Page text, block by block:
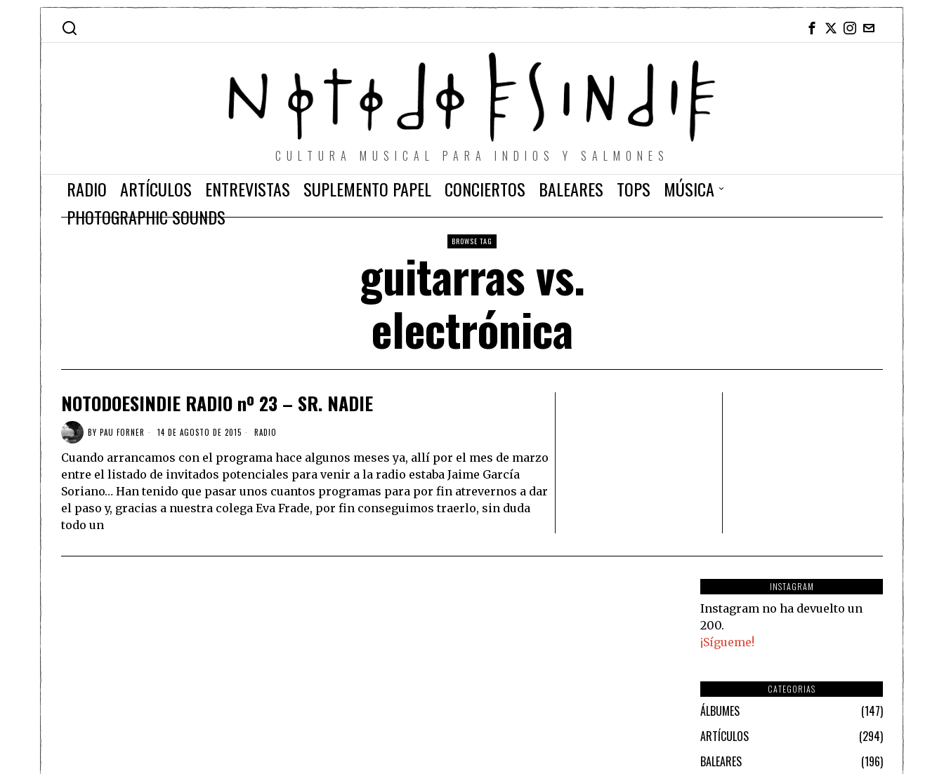
CULTURA MUSICAL PARA INDIOS Y SALMONES
RADIO ARTÍCULOS ENTREVISTAS SUPLEMENTO PAPEL CONCIERTOS BALEARES TOPS
MÚSICA
PHOTOGRAPHIC SOUNDS
BROWSE TAG
guitarras vs.
electrónica
NOTODOESINDIE RADIO nº 23 – SR. NADIE
BY PAU FORNER 14 DE AGOSTO DE 2015 RADIO
Cuando arrancamos con el programa hace algunos meses ya, allí por el mes de marzo
entre el listado de invitados potenciales para venir a la radio estaba Jaime García
Soriano… Han tenido que pasar unos cuantos programas para por fin atrevernos a dar
el paso y, gracias a nuestra colega Eva Frade, por fin conseguimos traerlo, sin duda
todo un
INSTAGRAM
Instagram no ha devuelto un
200.
¡Sígueme!
CATEGORIAS
ÁLBUMES
147
ARTÍCULOS
294
BALEARES
196